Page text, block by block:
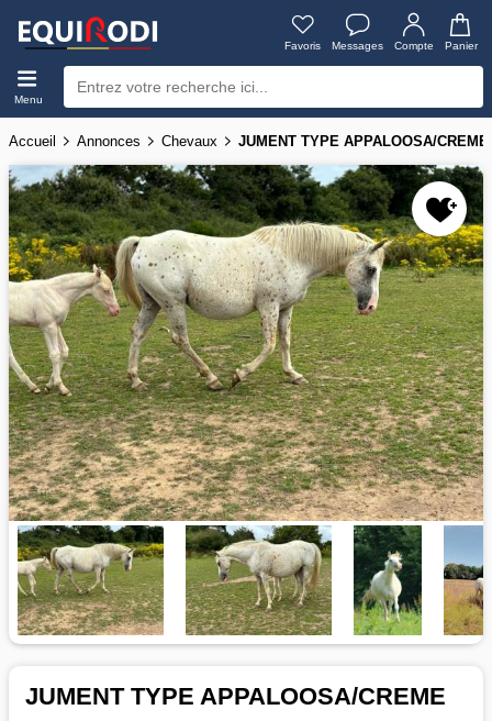
Favoris Messages Compte Panier
Menu
Accueil Annonces Chevaux JUMENT TYPE APPALOOSA/CREME
JUMENT TYPE APPALOOSA/CREME